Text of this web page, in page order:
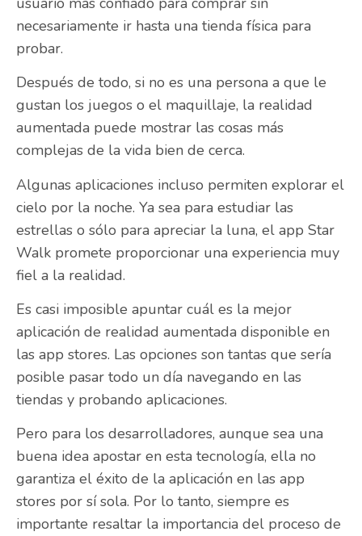
necesariamente ir hasta una tienda física para
probar.
Después de todo, si no es una persona a que le
gustan los juegos o el maquillaje, la realidad
aumentada puede mostrar las cosas más
complejas de la vida bien de cerca.
Algunas aplicaciones incluso permiten explorar el
cielo por la noche. Ya sea para estudiar las
estrellas o sólo para apreciar la luna, el app Star
Walk promete proporcionar una experiencia muy
fiel a la realidad.
Es casi imposible apuntar cuál es la mejor
aplicación de realidad aumentada disponible en
las app stores. Las opciones son tantas que sería
posible pasar todo un día navegando en las
tiendas y probando aplicaciones.
Pero para los desarrolladores, aunque sea una
buena idea apostar en esta tecnología, ella no
garantiza el éxito de la aplicación en las app
stores por sí sola. Por lo tanto, siempre es
importante resaltar la importancia del proceso de